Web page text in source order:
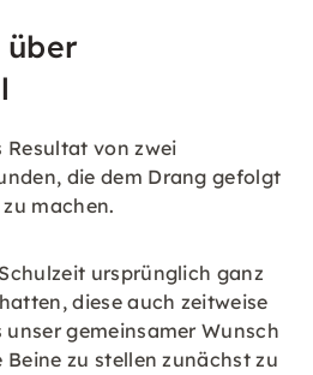
über
Resultat von zwei
die dem Drang gefolgt
machen.
ursprünglich ganz
diese auch zeitweise
gemeinsamer Wunsch
zu stellen zunächst zu